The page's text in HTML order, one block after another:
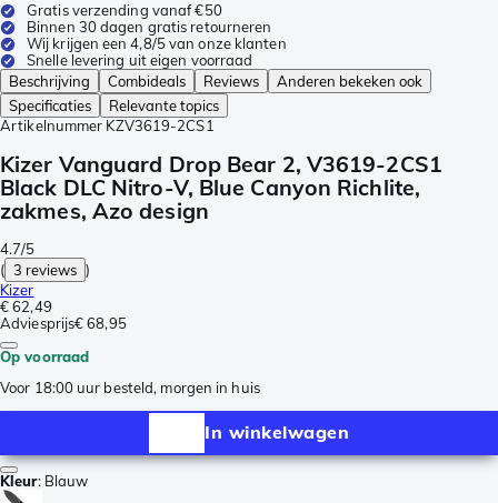
Gratis verzending vanaf €50
Binnen 30 dagen gratis retourneren
Wij krijgen een 4,8/5 van onze klanten
Snelle levering uit eigen voorraad
Beschrijving
Combideals Reviews
Anderen bekeken ook
Specificaties
Relevante topics
Artikelnummer KZV3619-2CS1
Kizer Vanguard Drop Bear 2, V3619-2CS1
Black DLC Nitro-V, Blue Canyon Richlite,
zakmes, Azo design
4.7/5
( 3 reviews )
Kizer
€ 62,49
Adviesprijs€ 68,95
Op voorraad
Voor 18:00 uur besteld, morgen in huis
In winkelwagen
Kleur: Blauw